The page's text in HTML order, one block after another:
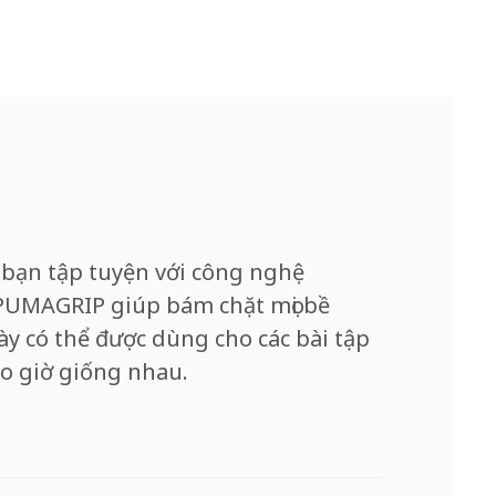
tập tuyện với công nghệ
giúp bám chặt mọi bề
có thể được dùng cho các bài tập
giờ giống nhau.